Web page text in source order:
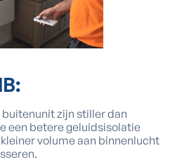
zijn stiller dan
een betere geluidsisolatie
volume aan binnenlucht